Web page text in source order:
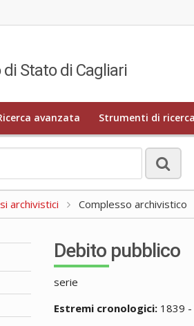
Stato di Cagliari
avanzata Strumenti di
archivistici Complesso archivistico
Debito pubblico
serie
Estremi cronologici: 1839